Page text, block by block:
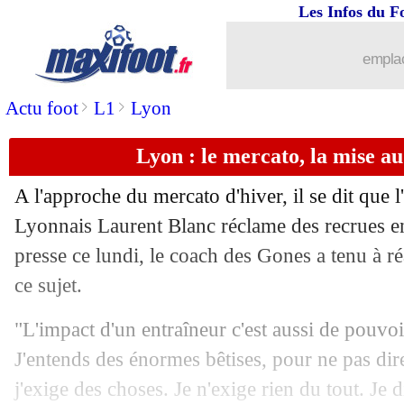
Actu foot> L1 > Lyon
Les Infos du
Lyon : le mercato, la mise
A l'approche du mercato d'hiver, il se dit que
Lyonnais Laurent Blanc réclame des recrues
presse ce lundi, le coach des Gones a tenu à
ce sujet.
"L'impact d'un entraîneur c'est aussi de
J'entends des énormes bêtises, pour ne pas
j'exige des choses. Je n'exige rien du tout. Je
Atletico : Iglesias ciblé en buteur
26/12 Lille: Bayo s'arme de patience
: le mercato, la demande
26/12 L2: la 16e journée à suivre en
26/12 Barça: De Jong, la situation a bien
26/12 Man Utd
26/12 Bayern : Hernandez va bien rempiler
Nantes : Appiah vers l'AS Saint-